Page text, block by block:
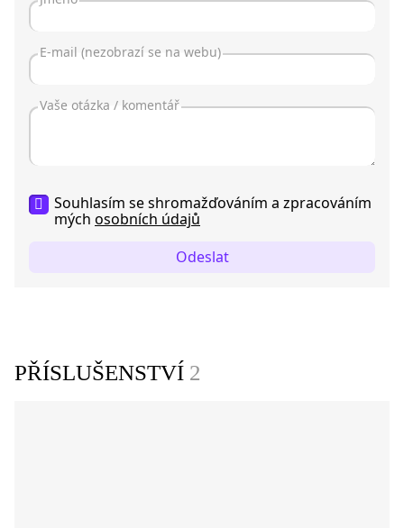
Souhlasím se shromažďováním a zpracováním
mých osobních údajů
Odeslat
PŘÍSLUŠENSTVÍ 2